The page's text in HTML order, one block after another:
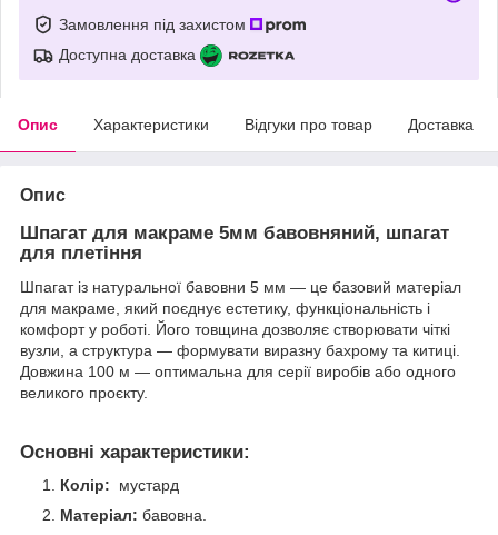
Замовлення під захистом
Доступна доставка
Опис Характеристики Відгуки про товар Доставка
Опис
Шпагат для макраме 5мм бавовняний, шпагат
для плетіння
Шпагат із натуральної бавовни 5 мм — це базовий матеріал
для макраме, який поєднує естетику, функціональність і
комфорт у роботі. Його товщина дозволяє створювати чіткі
вузли, а структура — формувати виразну бахрому та китиці.
Довжина 100 м — оптимальна для серії виробів або одного
великого проєкту.
Основні характеристики:
Колір: мустард
Матеріал: бавовна.